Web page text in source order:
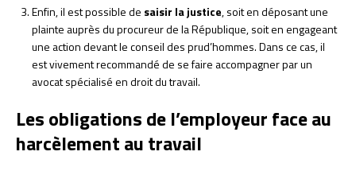
Enfin, il est possible de saisir la justice, soit en déposant une
plainte auprès du procureur de la République, soit en engageant
une action devant le conseil des prud’hommes. Dans ce cas, il
est vivement recommandé de se faire accompagner par un
avocat spécialisé en droit du travail.
Les obligations de l’employeur face au
harcèlement au travail